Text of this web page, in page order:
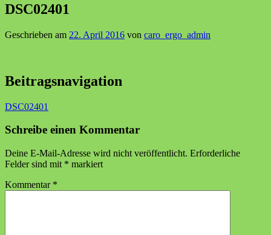
DSC02401
Geschrieben am 22. April 2016 von caro_ergo_admin
Beitragsnavigation
DSC02401
Schreibe einen Kommentar
Deine E-Mail-Adresse wird nicht veröffentlicht. Erforderliche
Felder sind mit * markiert
Kommentar *